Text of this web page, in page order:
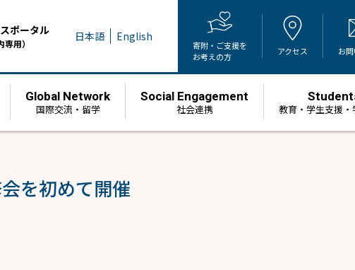
ポータル
専用） 日本語 English
寄附・ご支援を
お考えの方
アクセス お
Global Network
国際交流・留学
Social Engagement
社会連携 教育・学生支援
を初めて開催